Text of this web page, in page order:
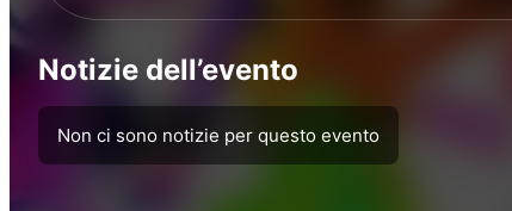
Notizie dell’evento
Non ci sono notizie per questo evento